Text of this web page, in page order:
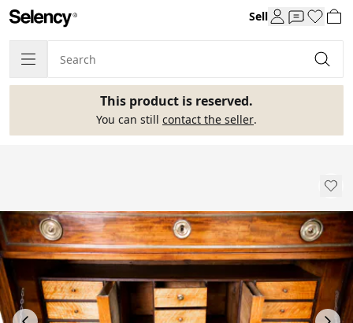
Sell
This product is reserved.
You can still contact the seller.